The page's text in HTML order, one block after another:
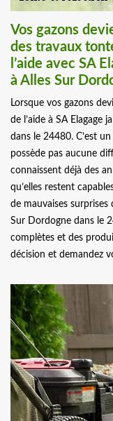
Vos gazons
des travaux
l’aide avec SA
à Alles Sur
Lorsque vos gazons
de l’aide à SA Elagage
dans le 24480. C’est
possède pas aucune
connaissent déjà des
qu’elles restent
de mauvaises surprises
Sur Dordogne dans le
complètes et des
décision et demandez